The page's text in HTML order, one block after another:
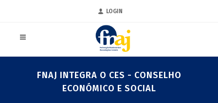
LOGIN
FNAJ INTEGRA O CES - CONSELHO
ECONÓMICO E SOCIAL